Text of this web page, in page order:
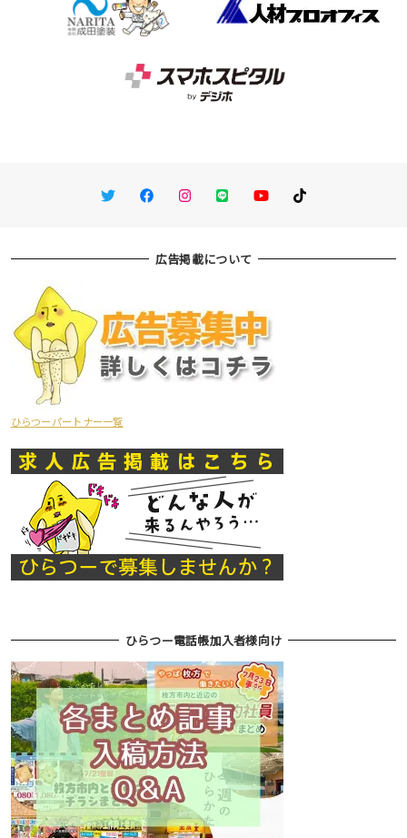
TwitterFacebookInstagram
LINE You TubeTikTok
広告掲載について
ひらつーパートナー一覧
ひらつー電話帳加入者様向け